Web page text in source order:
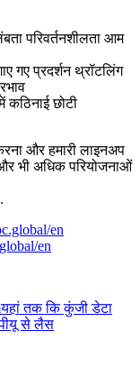
परिवर्तनशीलता आम
गए प्रदर्शन थ्रॉटलिंग
कठिनाई छोटी
और हमारी लाइनअप
भी अधिक परियोजनाओं
en
en
तक कि कुंजी डेटा
से लैस